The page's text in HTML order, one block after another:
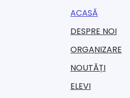
ACASĂ
DESPRE NOI
ORGANIZARE​
NOUTĂȚI
ELEVI